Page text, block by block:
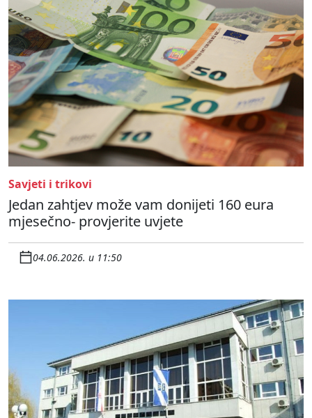
Savjeti i trikovi
Jedan zahtjev može vam donijeti 160 eura
mjesečno- provjerite uvjete
04.06.2026. u 11:50